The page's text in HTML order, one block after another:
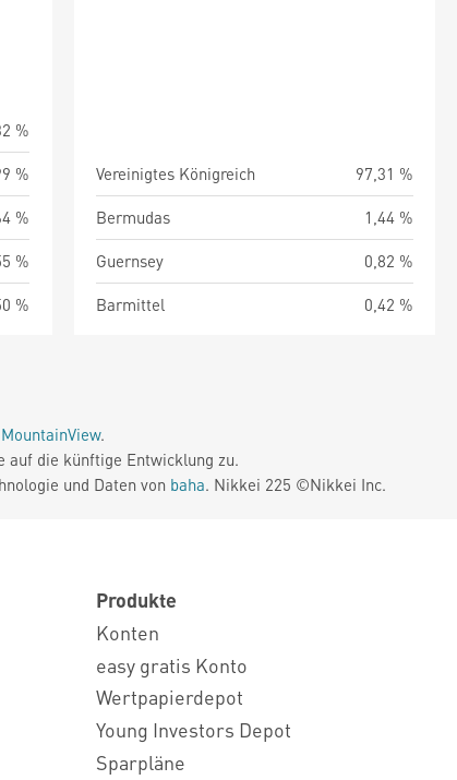
%
%
%
%
%
Vereinigtes Königreich
97,31 %
Bermudas
1,44 %
Guernsey
0,82 %
Barmittel
0,42 %
MountainView.
auf die künftige Entwicklung zu.
und Daten von baha. Nikkei 225 ©Nikkei Inc.
Produkte
Konten
easy gratis Konto
Wertpapierdepot
Young Investors Depot
Sparpläne